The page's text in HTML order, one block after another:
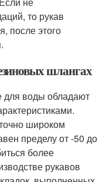
то рукав
после этого
шлангах
воды обладают
широком
пределу от -50 до
более
рукавов